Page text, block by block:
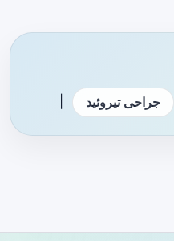
جراحی تیروئید